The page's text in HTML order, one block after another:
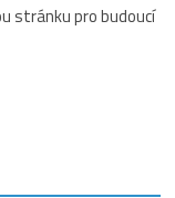
stránku pro budoucí